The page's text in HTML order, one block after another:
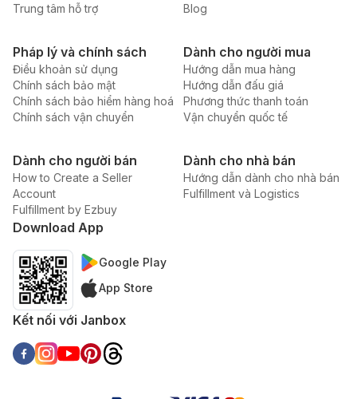
Trung tâm hỗ trợ
Blog
Pháp lý và chính sách
Điều khoản sử dụng
Chính sách bảo mật
Chính sách bảo hiểm hàng hoá
Chính sách vận chuyển
Dành cho người mua
Hướng dẫn mua hàng
Hướng dẫn đấu giá
Phương thức thanh toán
Vận chuyển quốc tế
Dành cho người bán
How to Create a Seller
Account
Fulfillment by Ezbuy
Dành cho nhà bán
Hướng dẫn dành cho nhà bán
Fulfillment và Logistics
Download App
Google Play
App Store
Kết nối với Janbox